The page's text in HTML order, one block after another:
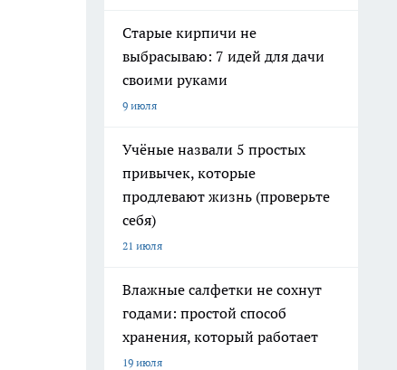
Старые кирпичи не
выбрасываю: 7 идей для дачи
своими руками
9 июля
Учёные назвали 5 простых
привычек, которые
продлевают жизнь (проверьте
себя)
21 июля
Влажные салфетки не сохнут
годами: простой способ
хранения, который работает
19 июля